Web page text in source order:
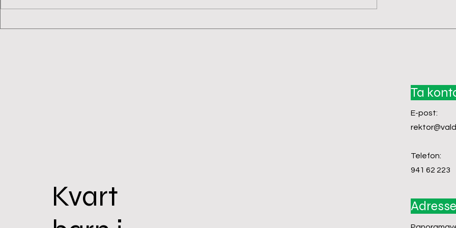
Kvart
Ta
E-post:
Telefon:
941 62 223
Adresse